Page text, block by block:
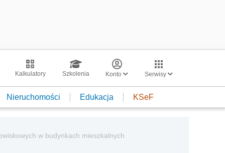
Kalkulatory Szkolenia Konto Serwisy
Nieruchomości Edukacja KSeF
w budynkach mieszkalnych